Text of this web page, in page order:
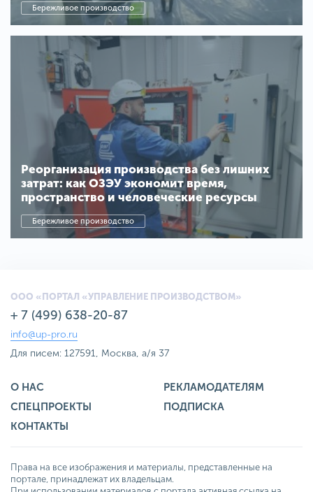
Бережливое производство
Реорганизация производства без лишних
затрат: как ОЗЭУ экономит время,
пространство и человеческие ресурсы
Бережливое производство
ООО «ПОРТАЛ «УПРАВЛЕНИЕ ПРОИЗВОДСТВОМ»
+ 7 (499) 638-20-87
info@up-pro.ru
Для писем: 127591, Москва, а/я 37
О НАС
РЕКЛАМОДАТЕЛЯМ
СПЕЦПРОЕКТЫ
ПОДПИСКА
КОНТАКТЫ
Права на все изображения и материалы, представленные на
портале, принадлежат их владельцам.